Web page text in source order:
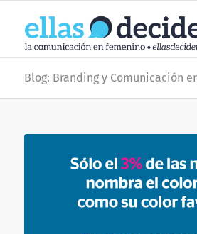
Blog: Branding y Comunicación